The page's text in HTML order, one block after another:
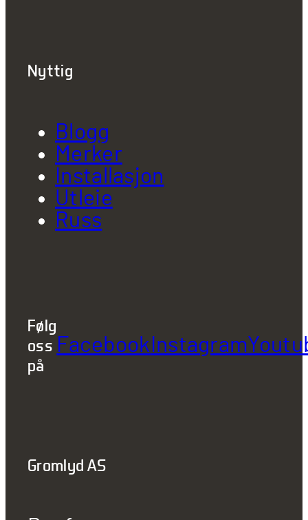
Nyttig
Blogg
Merker
Installasjon
Utleie
Russ
Følg
oss
på
Facebook Instagram
Gromlyd AS